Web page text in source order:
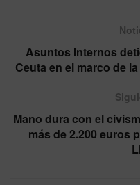
Asuntos Internos
Ceuta en el marco de
Mano dura con el
más de 2.200 euros